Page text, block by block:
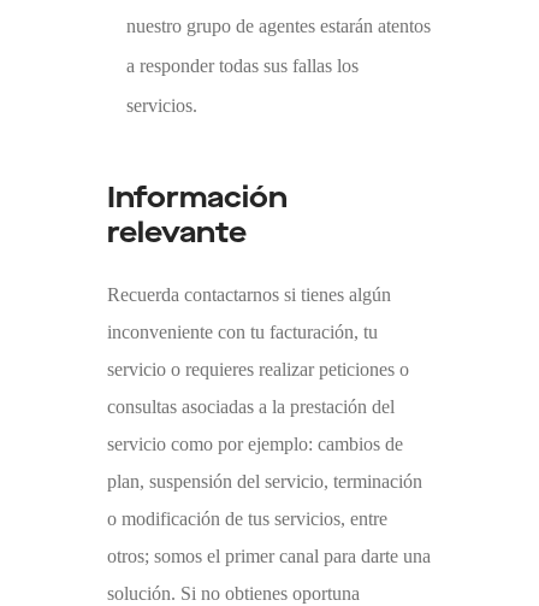
nuestro grupo de agentes estarán atentos
a responder todas sus fallas los
servicios.
Información
relevante
Recuerda contactarnos si tienes algún
inconveniente con tu facturación, tu
servicio o requieres realizar peticiones o
consultas asociadas a la prestación del
servicio como por ejemplo: cambios de
plan, suspensión del servicio, terminación
o modificación de tus servicios, entre
otros; somos el primer canal para darte una
solución. Si no obtienes oportuna